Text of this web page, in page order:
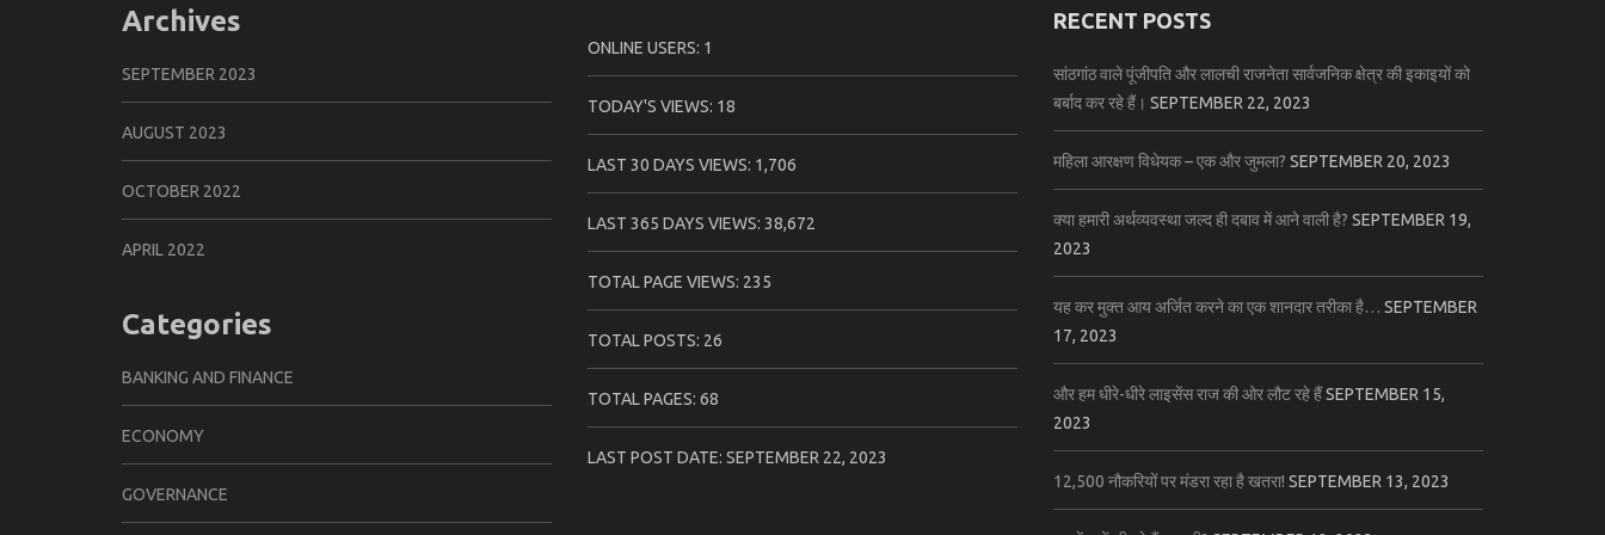
Archives
SEPTEMBER 2023
AUGUST 2023
OCTOBER 2022
APRIL 2022
Categories
BANKING AND FINANCE
ECONOMY
GOVERNANCE
ONLINE USERS: 1
TODAY'S VIEWS: 18
LAST 30 DAYS VIEWS: 1,706
LAST 365 DAYS VIEWS: 38,672
TOTAL PAGE VIEWS: 235
TOTAL POSTS: 26
TOTAL PAGES: 68
LAST POST DATE: SEPTEMBER 22, 2023
RECENT POSTS
सांठगांठ वाले पूंजीपति और लालची राजनेता सार्वजनिक क्षेत्र की इकाइयों को
बर्बाद कर रहे हैं। SEPTEMBER 22, 2023
महिला आरक्षण विधेयक – एक और जुमला? SEPTEMBER 20, 2023
क्या हमारी अर्थव्यवस्था जल्द ही दबाव में आने वाली है? SEPTEMBER 19,
2023
यह कर मुक्त आय अर्जित करने का एक शानदार तरीका है… SEPTEMBER
17, 2023
और हम धीरे-धीरे लाइसेंस राज की ओर लौट रहे हैंSEPTEMBER 15,
2023
12,500 नौकरियों पर मंडरा रहा है खतरा! SEPTEMBER 13, 2023